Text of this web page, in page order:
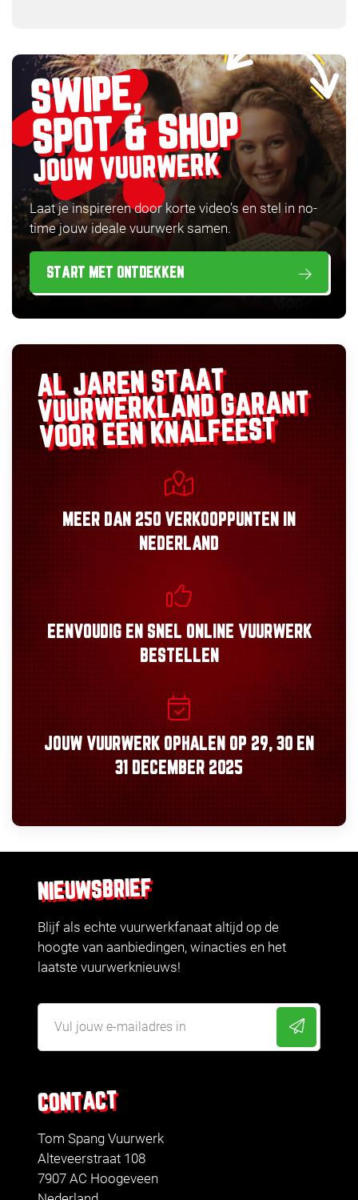
SWIPE,
SPOT & SHOP
JOUW VUURWERK
Laat je inspireren door korte video’s en stel in no-
time jouw ideale vuurwerk samen.
START MET ONTDEKKEN
AL JAREN STAAT
VUURWERKLANDGARANT
VOOR EEN KNALFEEST
MEER DAN 250 VERKOOPPUNTEN
IN
NEDERLAND
EENVOUDIGEN SNEL ONLINE VUURWERK
BESTELLEN
JOUW VUURWERK OPHALEN OP 29, 30 EN
31 DECEMBER 2025
CONTACT
Tom Spang Vuurwerk
Alteveerstraat 108
7907 AC Hoogeveen
NIEUWSBRIEF
Blijf als echte vuurwerkfanaat altijd op de
hoogte van aanbiedingen, winacties en het
laatste vuurwerknieuws!